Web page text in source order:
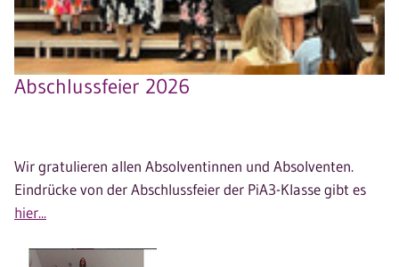
Abschlussfeier 2026
Wir gratulieren allen Absolventinnen und Absolventen.
Eindrücke von der Abschlussfeier der PiA3-Klasse gibt es
hier...